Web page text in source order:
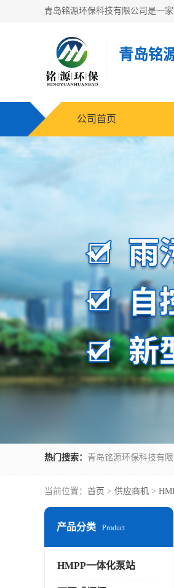
青岛铭
公司首页
热门搜索：
当前位置： 首页 > 供应商机 >
产品分类 Product
HMPP一体化泵站